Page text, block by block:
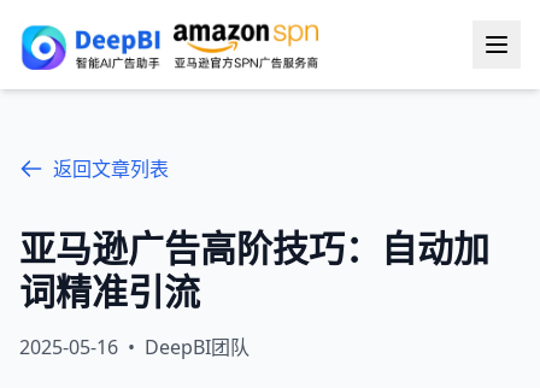
返回文章列表
亚马逊广告高阶技巧：自动加
词精准引流
2025-05-16 • DeepBI团队